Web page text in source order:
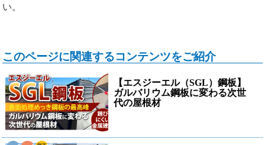
い。
このページに関連するコンテンツをご紹介
【エスジーエル（SGL）鋼板】
ガルバリウム鋼板に変わる次世
代の屋根材